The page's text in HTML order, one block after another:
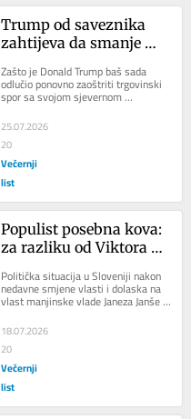
Trump od saveznika
zahtijeva da smanje
onda se ljuti kad oni
tako i učine
Zašto je Donald Trump baš sada
odlučio ponovno zaoštriti trgovinski
spor sa svojom sjevernom
susjedom? Premda iz Washingtona
poručuju kako je...
25.07.2026
20
Večernji
list
Populist posebna kova:
za razliku od Viktora
Milanovića, Janez Janša
je od prvog dana čvrsto
Politička situacija u Sloveniji nakon
nedavne smjene vlasti i dolaska na
vlast manjinske vlade Janeza Janše
sve je dinamičnija i kaotičnija. Dok...
18.07.2026
20
Večernji
list